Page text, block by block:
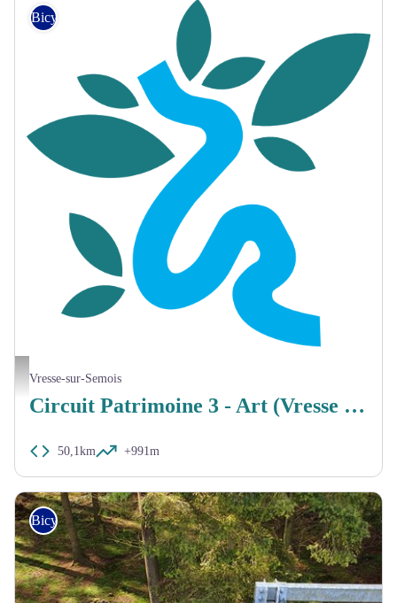
MTBA
Bicycle tourer
Vresse-sur-Semois
Circuit Patrimoine 3 - Art (Vresse et Bouillon)
50,1km +991m
Bicycle tourer